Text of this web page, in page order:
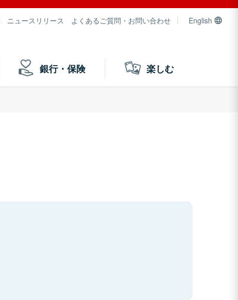
ニュースリリース よくあるご質問・お問い合わせ English
銀行・保険 楽しむ